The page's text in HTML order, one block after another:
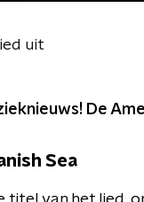
uit
De
Sea